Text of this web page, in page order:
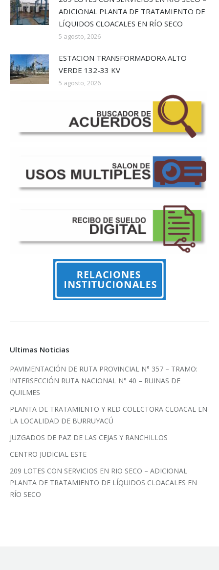
ADICIONAL PLANTA DE TRATAMIENTO DE
LÍQUIDOS CLOACALES EN RÍO SECO
5 agosto, 2026
ESTACION TRANSFORMADORA ALTO
VERDE 132-33 KV
5 agosto, 2026
Ultimas Noticias
PAVIMENTACIÓN DE RUTA PROVINCIAL N° 357 – TRAMO:
INTERSECCIÓN RUTA NACIONAL N° 40 – RUINAS DE
QUILMES
PLANTA DE TRATAMIENTO Y RED COLECTORA CLOACAL EN
LA LOCALIDAD DE BURRUYACÚ
JUZGADOS DE PAZ DE LAS CEJAS Y RANCHILLOS
CENTRO JUDICIAL ESTE
209 LOTES CON SERVICIOS EN RIO SECO – ADICIONAL
PLANTA DE TRATAMIENTO DE LÍQUIDOS CLOACALES EN
RÍO SECO